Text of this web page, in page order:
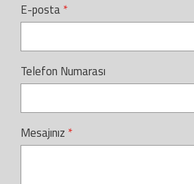
E-posta
Telefon Numarası
Mesajınız